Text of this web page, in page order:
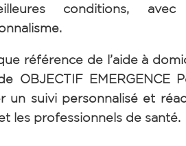
conditions, avec
référence de l’aide à
OBJECTIF EMERGENCE
un suivi personnalisé et
les professionnels de santé.